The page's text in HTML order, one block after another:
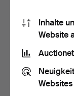
Inhalte
Website